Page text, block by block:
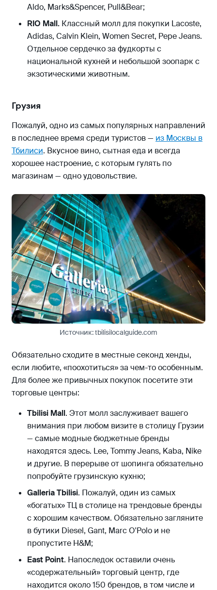
Aldo, Marks&Spencer, Pull&Bear;
RIO Mall. Классный молл для покупки Lacoste,
Adidas, Calvin Klein, Women Secret, Pepe Jeans.
Отдельное сердечко за фудкорты с
национальной кухней и небольшой зоопарк с
экзотическими животным.
Грузия
Пожалуй, одно из самых популярных направлений
в последнее время среди туристов — из Москвы в
Тбилиси. Вкусное вино, сытная еда и всегда
хорошее настроение, с которым гулять по
магазинам — одно удовольствие.
Источник: tbilisilocalguide.com
Обязательно сходите в местные секонд хенды,
если любите, «поохотиться» за чем-то особенным.
Для более же привычных покупок посетите эти
торговые центры:
Tbilisi Mall. Этот молл заслуживает вашего
внимания при любом визите в столицу Грузии
— самые модные бюджетные бренды
находятся здесь. Lee, Tommy Jeans, Kaba, Nike
и другие. В перерыве от шопинга обязательно
попробуйте грузинскую кухню;
Galleria Tbilisi. Пожалуй, один из самых
«богатых» ТЦ в столице на трендовые бренды
с хорошим качеством. Обязательно загляните
в бутики Diesel, Gant, Marc O'Polo и не
пропустите H&M;
East Point. Напоследок оставили очень
«содержательный» торговый центр, где
находится около 150 брендов, в том числе и